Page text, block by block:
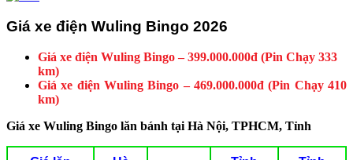
Giá xe điện Wuling Bingo 2026
Giá xe điện Wuling Bingo – 399.000.000đ (Pin Chạy 333
km)
Giá xe điện Wuling Bingo – 469.000.000đ (Pin Chạy 410
km)
Giá xe Wuling Bingo lăn bánh tại Hà Nội, TPHCM, Tỉnh